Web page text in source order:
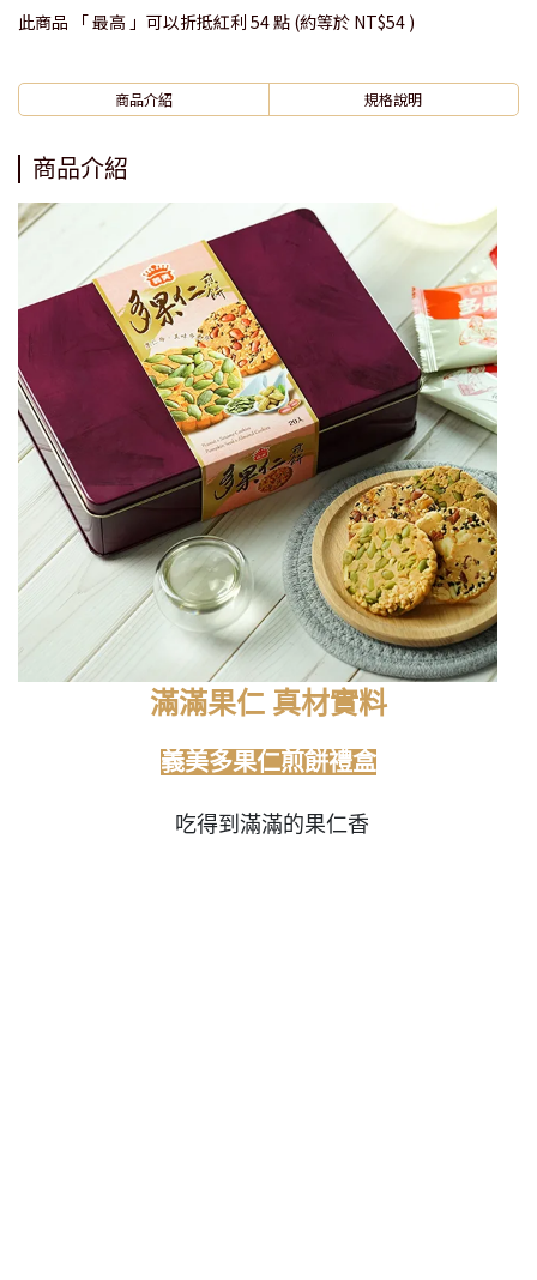
此商品 「 最高 」可以折抵紅利 54點 (約等於 NT$54 )
商品介紹 規格說明
商品介紹
滿滿果仁 真材實料
義美多果仁煎餅禮盒
吃得到滿滿的果仁香